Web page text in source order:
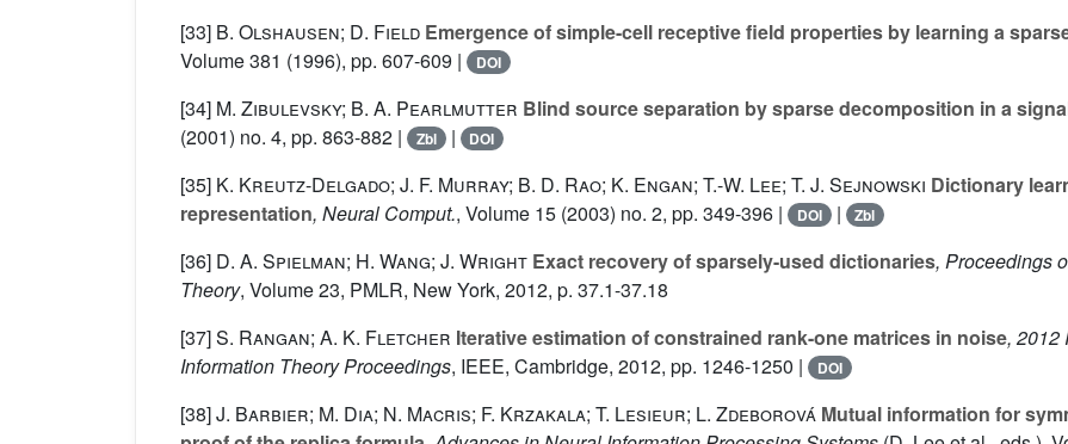
[33] B. Olshausen; D. Field Emergence of simple-cell receptive field properties by learning a
Volume 381 (1996), pp. 607-609 | DOI
[34] M. Zibulevsky; B. A. Pearlmutter Blind source separation by sparse decomposition in a
(2001) no. 4, pp. 863-882 |
Zbl | DOI
[35] K. Kreutz-Delgado; J. F. Murray; B. D. Rao; K. Engan; T.-W. Lee; T. J. Sejnowski Dictionary
representation, Neural Comput., Volume 15 (2003) no. 2, pp. 349-396 | DOI | Zbl
[36] D. A. Spielman; H. Wang; J. Wright Exact recovery of sparsely-used dictionaries, Proceedings
Theory, Volume 23, PMLR, New York, 2012, p. 37.1-37.18
[37]S. Rangan; A. K. Fletcher Iterative estimation of constrained rank-one matrices in noise, 2012
Information Theory Proceedings, IEEE, Cambridge, 2012, pp. 1246-1250 | DOI
[38]J. Barbier; M. Dia; N. Macris; F. Krzakala; T. Lesieur; L. Zdeborová Mutual information for